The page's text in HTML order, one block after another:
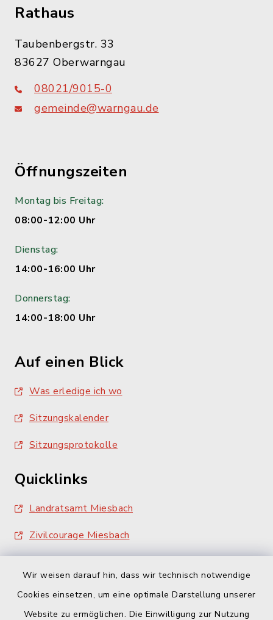
Wir weisen darauf hin, dass wir technisch notwendige
Cookies einsetzen, um eine optimale Darstellung unserer
Website zu ermöglichen. Die Einwilligung zur Nutzung
Rathaus
Taubenbergstr. 33
83627 Oberwarngau
08021/9015-0
gemeinde@warngau.de
Öffnungszeiten
Montag bis Freitag:
08:00-12:00 Uhr
Dienstag:
14:00-16:00 Uhr
Donnerstag:
14:00-18:00 Uhr
Auf einen Blick
Was erledige ich wo
Sitzungskalender
Sitzungsprotokolle
Quicklinks
Landratsamt Miesbach
Zivilcourage Miesbach